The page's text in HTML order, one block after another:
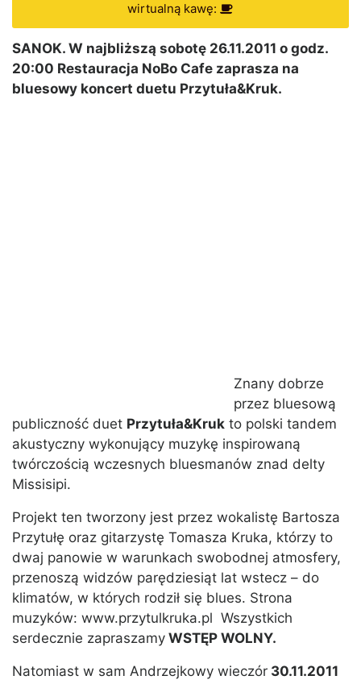
wirtualną kawę:
SANOK. W najbliższą sobotę 26.11.2011 o godz.
20:00 Restauracja NoBo Cafe zaprasza na
bluesowy koncert duetu Przytuła&Kruk.
Znany dobrze
przez bluesową
publiczność duet Przytuła&Kruk to polski tandem
akustyczny wykonujący muzykę inspirowaną
twórczością wczesnych bluesmanów znad delty
Missisipi.
Projekt ten tworzony jest przez wokalistę Bartosza
Przytułę oraz gitarzystę Tomasza Kruka, którzy to
dwaj panowie w warunkach swobodnej atmosfery,
przenoszą widzów parędziesiąt lat wstecz – do
klimatów, w których rodził się blues. Strona
muzyków: www.przytulkruka.pl Wszystkich
serdecznie zapraszamy WSTĘP WOLNY.
Natomiast w sam Andrzejkowy wieczór 30.11.2011